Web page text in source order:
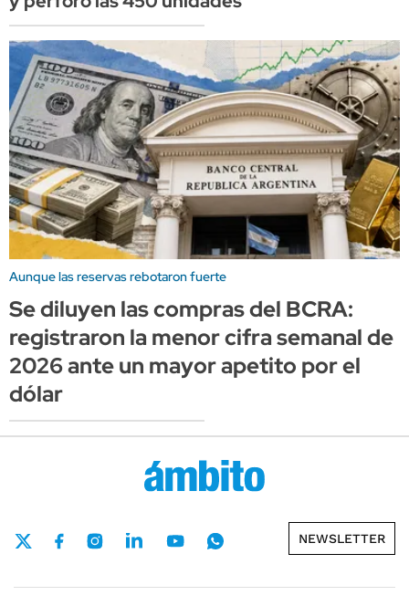
Aunque las reservas rebotaron fuerte
Se diluyen las compras del BCRA:
registraron la menor cifra semanal de
2026 ante un mayor apetito por el
dólar
NEWSLETTER